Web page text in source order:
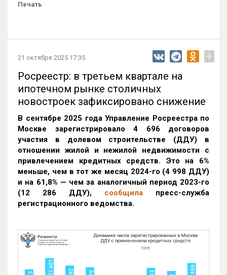
Печать
21 октября 2025 17:35 +
Росреестр: в третьем квартале на
ипотечном рынке столичных
новостроек зафиксировано снижение
В сентябре 2025 года Управление Росреестра по
Москве зарегистрировало 4 696 договоров
участия в долевом строительстве (ДДУ) в
отношении жилой и нежилой недвижимости с
привлечением кредитных средств. Это на 6%
меньше, чем в тот же месяц 2024-го (4 998 ДДУ)
и на 61,8% — чем за аналогичный период 2023-го
(12 286 ДДУ), сообщила пресс-служба
регистрационного ведомства.